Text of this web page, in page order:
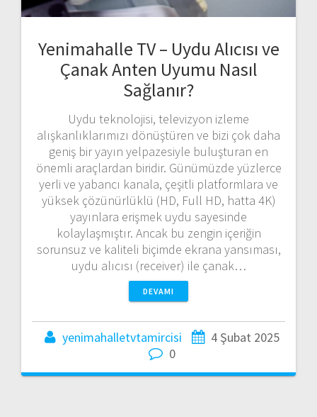
Yenimahalle TV – Uydu Alıcısı ve
Çanak Anten Uyumu Nasıl
Sağlanır?
Uydu teknolojisi, televizyon izleme
alışkanlıklarımızı dönüştüren ve bizi çok daha
geniş bir yayın yelpazesiyle buluşturan en
önemli araçlardan biridir. Günümüzde yüzlerce
yerli ve yabancı kanala, çeşitli platformlara ve
yüksek çözünürlüklü (HD, Full HD, hatta 4K)
yayınlara erişmek uydu sayesinde
kolaylaşmıştır. Ancak bu zengin içeriğin
sorunsuz ve kaliteli biçimde ekrana yansıması,
uydu alıcısı (receiver) ile çanak…
DEVAMI
yenimahalletvtamircisi
4 Şubat 2025
0